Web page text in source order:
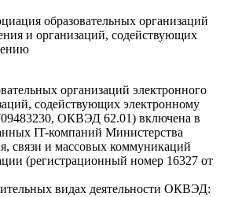
образовательных организаций
и организаций, содействующих
организаций электронного
содействующих электронному
ОКВЭД 62.01) включена в
IT-компаний Министерства
связи и массовых коммуникаций
(регистрационный номер 16327 от
видах деятельности ОКВЭД: